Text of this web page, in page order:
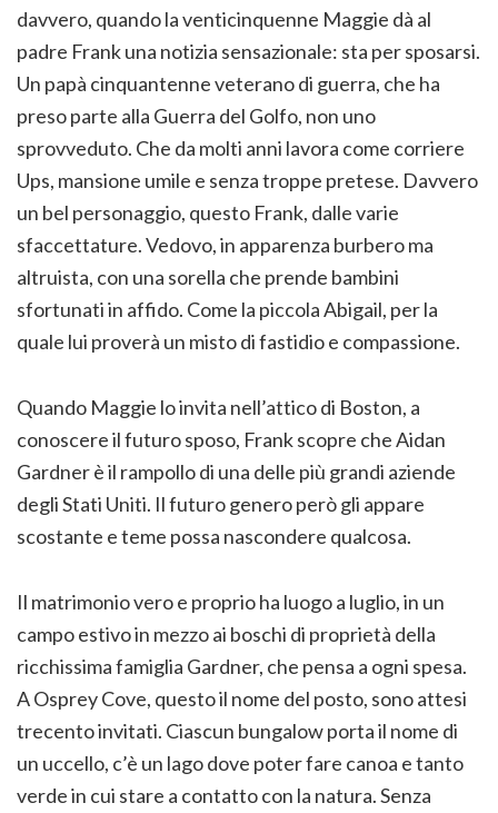
davvero, quando la venticinquenne Maggie dà al
padre Frank una notizia sensazionale: sta per sposarsi.
Un papà cinquantenne veterano di guerra, che ha
preso parte alla Guerra del Golfo, non uno
sprovveduto. Che da molti anni lavora come corriere
Ups, mansione umile e senza troppe pretese. Davvero
un bel personaggio, questo Frank, dalle varie
sfaccettature. Vedovo, in apparenza burbero ma
altruista, con una sorella che prende bambini
sfortunati in affido. Come la piccola Abigail, per la
quale lui proverà un misto di fastidio e compassione.
Quando Maggie lo invita nell’attico di Boston, a
conoscere il futuro sposo, Frank scopre che Aidan
Gardner è il rampollo di una delle più grandi aziende
degli Stati Uniti. Il futuro genero però gli appare
scostante e teme possa nascondere qualcosa.
Il matrimonio vero e proprio ha luogo a luglio, in un
campo estivo in mezzo ai boschi di proprietà della
ricchissima famiglia Gardner, che pensa a ogni spesa.
A Osprey Cove, questo il nome del posto, sono attesi
trecento invitati. Ciascun bungalow porta il nome di
un uccello, c’è un lago dove poter fare canoa e tanto
verde in cui stare a contatto con la natura. Senza